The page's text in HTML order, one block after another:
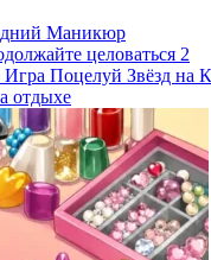
Маникюр
целоваться 2
Игра Поцелуй Звёзд на
отдыхе